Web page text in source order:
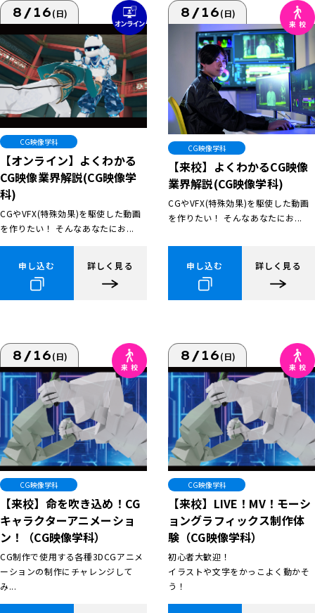
8/16(日)
CG映像学科
【オンライン】よくわかる
CG映像業界解説(CG映像学
科)
CGやVFX(特殊効果)を駆使した動画
を作りたい！ そんなあなたにお...
申し込む 詳しく見る
8/16(日)
CG映像学科
【来校】よくわかるCG映像
業界解説(CG映像学科)
CGやVFX(特殊効果)を駆使した動画
を作りたい！ そんなあなたにお...
申し込む 詳しく見る
8/16(日)
CG映像学科
【来校】命を吹き込め！CG
キャラクターアニメーショ
ン！（CG映像学科）
CG制作で使用する各種3DCGアニメ
ーションの制作にチャレンジして
み...
8/16(日)
CG映像学科
【来校】LIVE！MV！モーシ
ョングラフィックス制作体
験（CG映像学科）
初心者大歓迎！
イラストや文字をかっこよく動かそ
う！